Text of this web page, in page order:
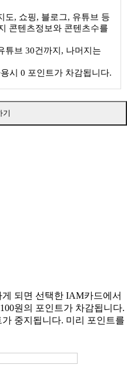
도, 쇼핑, 블로그, 유튜브 등
콘텐츠정보와 콘텐츠수를
튜브 30건까지, 나머지는
시 0 포인트가 차감됩니다.
기
되면 선택한 IAM카드에서
원의 포인트가 차감됩니다.
중지됩니다. 미리 포인트를